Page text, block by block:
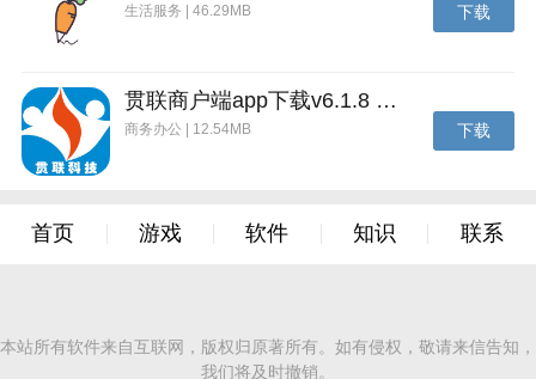
生活服务 | 46.29MB 下载
贯联商户端app下载v6.1.8 安卓版
商务办公 | 12.54MB 下载
首页 游戏 软件 知识 联系
本站所有软件来自互联网，版权归原著所有。如有侵权，敬请来信告知，
我们将及时撤销。